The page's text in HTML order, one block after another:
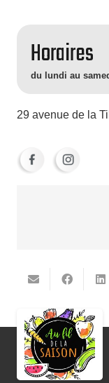
Horaires
du lundi au
29 avenue de la